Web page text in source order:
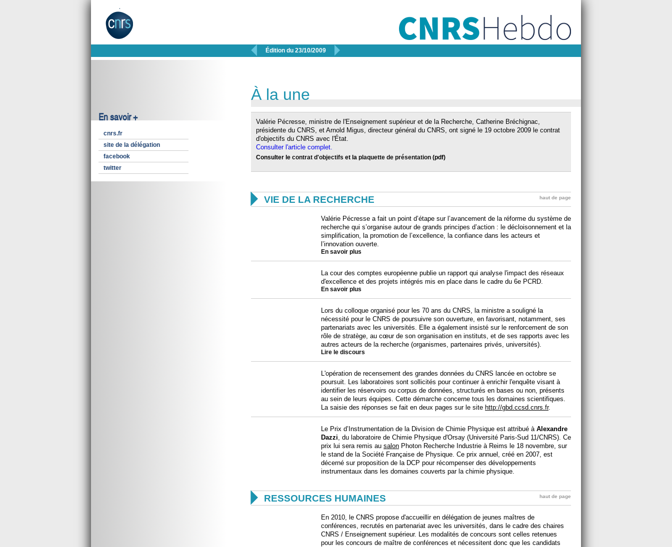
 Édition du 23/10/2009 
En savoir +
cnrs.fr
site de la délégation
facebook
twitter
À la une
Valérie Pécresse, ministre de l'Enseignement supérieur et de la Recherche, Catherine Bréchignac,
présidente du CNRS, et Arnold Migus, directeur général du CNRS, ont signé le 19 octobre 2009 le contrat
d'objectifs du CNRS avec l'État.
Consulter l'article complet.
Consulter le contrat d'objectifs et la plaquette de présentation (pdf)
 VIE DE LA RECHERCHE haut de page
Valérie Pécresse a fait un point d’étape sur l’avancement de la réforme du système de
recherche qui s’organise autour de grands principes d’action : le décloisonnement et la
simplification, la promotion de l’excellence, la confiance dans les acteurs et
l’innovation ouverte.
En savoir plus
La cour des comptes européenne publie un rapport qui analyse l'impact des réseaux
d'excellence et des projets intégrés mis en place dans le cadre du 6e PCRD.
En savoir plus
Lors du colloque organisé pour les 70 ans du CNRS, la ministre a souligné la
nécessité pour le CNRS de poursuivre son ouverture, en favorisant, notamment, ses
partenariats avec les universités. Elle a également insisté sur le renforcement de son
rôle de stratège, au cœur de son organisation en instituts, et de ses rapports avec les
autres acteurs de la recherche (organismes, partenaires privés, universités).
Lire le discours
L'opération de recensement des grandes données du CNRS lancée en octobre se
poursuit. Les laboratoires sont sollicités pour continuer à enrichir l'enquête visant à
identifier les réservoirs ou corpus de données, structurés en bases ou non, présents
au sein de leurs équipes. Cette démarche concerne tous les domaines scientifiques.
La saisie des réponses se fait en deux pages sur le site http://gbd.ccsd.cnrs.fr.
Le Prix d’Instrumentation de la Division de Chimie Physique est attribué à Alexandre
Dazzi, du laboratoire de Chimie Physique d'Orsay (Université Paris-Sud 11/CNRS). Ce
prix lui sera remis au salon Photon Recherche Industrie à Reims le 18 novembre, sur
le stand de la Société Française de Physique. Ce prix annuel, créé en 2007, est
décerné sur proposition de la DCP pour récompenser des développements
instrumentaux dans les domaines couverts par la chimie physique.
 RESSOURCES HUMAINES haut de page
En 2010, le CNRS propose d'accueillir en délégation de jeunes maîtres de
conférences, recrutés en partenariat avec les universités, dans le cadre des chaires
CNRS / Enseignement supérieur. Les modalités de concours sont celles retenues
pour les concours de maître de conférences et nécessitent donc que les candidats